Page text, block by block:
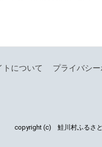
トについて プライバシ
copyright (c) 鮭川村ふるさ